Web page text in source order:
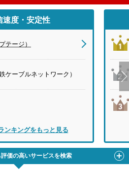
速度・安定性
テージ）
ケーブルネットワーク）
ンキングをもっと見る
価の高いサービスを検索